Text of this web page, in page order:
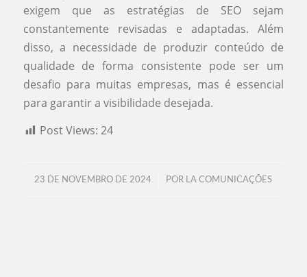
exigem que as estratégias de SEO sejam
constantemente revisadas e adaptadas. Além
disso, a necessidade de produzir conteúdo de
qualidade de forma consistente pode ser um
desafio para muitas empresas, mas é essencial
para garantir a visibilidade desejada.
Post Views: 24
23 DE NOVEMBRO DE 2024
/ POR LA COMUNICAÇÕES